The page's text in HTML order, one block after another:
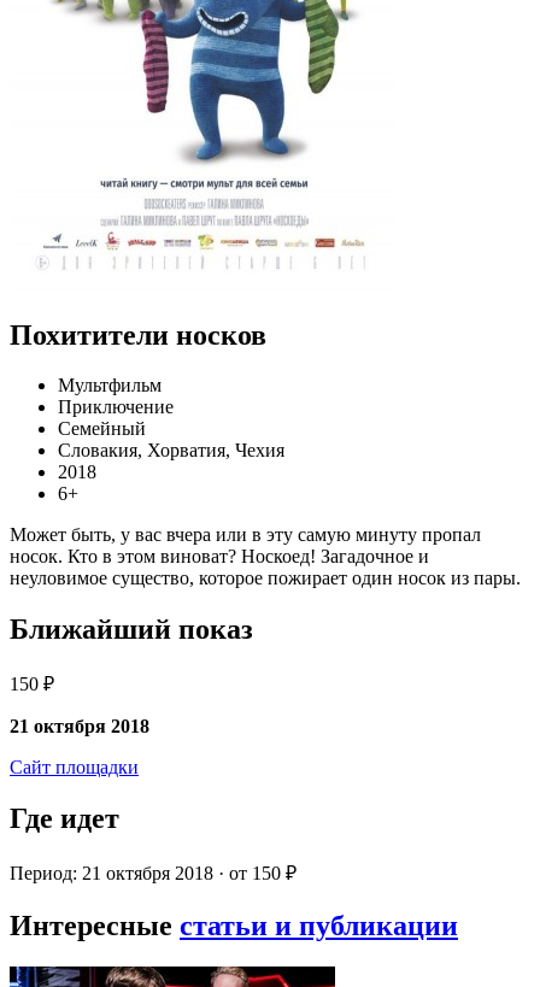
Похитители носков
Мультфильм
Приключение
Семейный
Словакия, Хорватия, Чехия
2018
6+
Может быть, у вас вчера или в эту самую минуту пропал
носок. Кто в этом виноват? Носкоед! Загадочное и
неуловимое существо, которое пожирает один носок из пары.
Ближайший показ
150 ₽
21 октября 2018
Сайт площадки
Где идет
Период: 21 октября 2018 · от 150 ₽
Интересные статьи и публикации